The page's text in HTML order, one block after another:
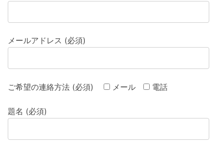
メールアドレス (必須)
ご希望の連絡方法 (必須) メール 電話
題名 (必須)